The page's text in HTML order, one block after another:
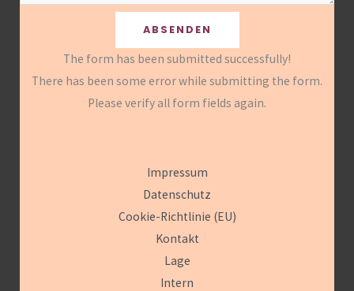
ABSENDEN
The form has been submitted successfully!
There has been some error while submitting the form.
Please verify all form fields again.
Impressum
Datenschutz
Cookie-Richtlinie (EU)
Kontakt
Lage
Intern